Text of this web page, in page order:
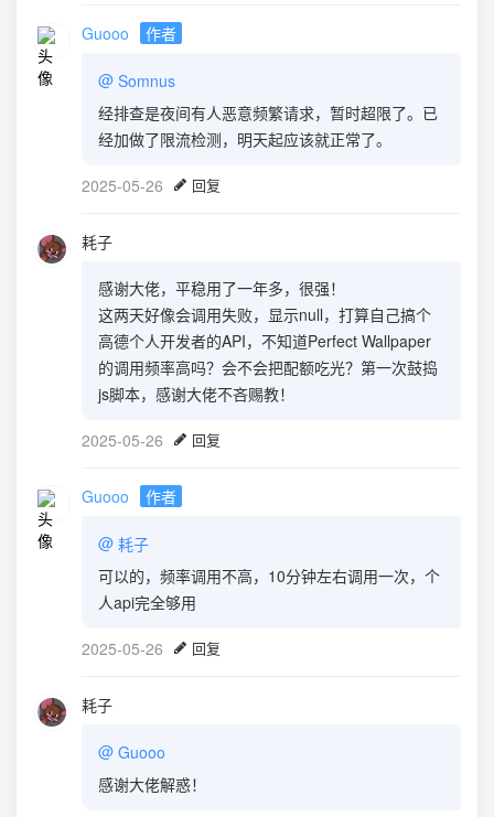
Guooo 作者
@ Somnus
经排查是夜间有人恶意频繁请求，暂时超限了。已
经加做了限流检测，明天起应该就正常了。
2025-05-26 回复
耗子
感谢大佬，平稳用了一年多，很强！
这两天好像会调用失败，显示null，打算自己搞个
高德个人开发者的API，不知道Perfect Wallpaper
的调用频率高吗？会不会把配额吃光？第一次鼓捣
js脚本，感谢大佬不吝赐教！
2025-05-26 回复
Guooo 作者
@ 耗子
可以的，频率调用不高，10分钟左右调用一次，个
人api完全够用
2025-05-26 回复
耗子
@ Guooo
感谢大佬解惑！